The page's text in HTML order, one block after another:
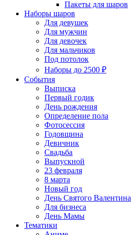
Пакеты для шаров
Наборы шаров
Для девушек
Для мужчин
Для девочек
Для мальчиков
Под потолок
Наборы до 2500 ₽
События
Выписка
Первый годик
День рождения
Определение пола
Фотосессия
Годовщина
Девичник
Свадьба
Выпускной
23 февраля
8 марта
Новый год
День Святого Валентина
Для бизнеса
День Мамы
Тематики